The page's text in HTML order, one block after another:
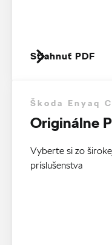
Stiahnuť PDF
Škoda Enyaq
Originálne
Vyberte si zo
príslušenstva